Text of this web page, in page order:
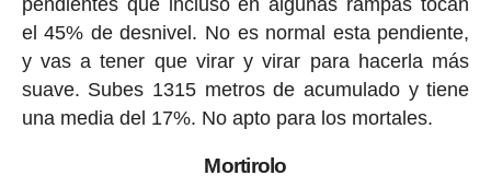
pendientes que incluso en algunas rampas tocan
el 45% de desnivel. No es normal esta pendiente,
y vas a tener que virar y virar para hacerla más
suave. Subes 1315 metros de acumulado y tiene
una media del 17%. No apto para los mortales.
Mortirolo